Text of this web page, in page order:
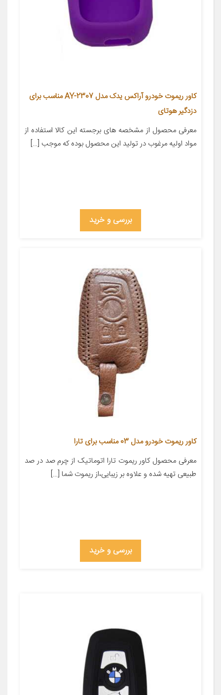
کاور ریموت خودرو آراکس یدک مدل AY-2307 مناسب برای
دزدگیر هوتای
معرفی محصول از مشخصه های برجسته این کالا استفاده از
مواد اولیه مرغوب در تولید این محصول بوده که موجب […]
بررسی و خرید
کاور ریموت خودرو مدل 03 مناسب برای تارا
معرفی محصول کاور ریموت تارا اتوماتیک از چرم صد در صد
طبیعی تهیه شده و علاوه بر زیبایی،از ریموت شما […]
بررسی و خرید